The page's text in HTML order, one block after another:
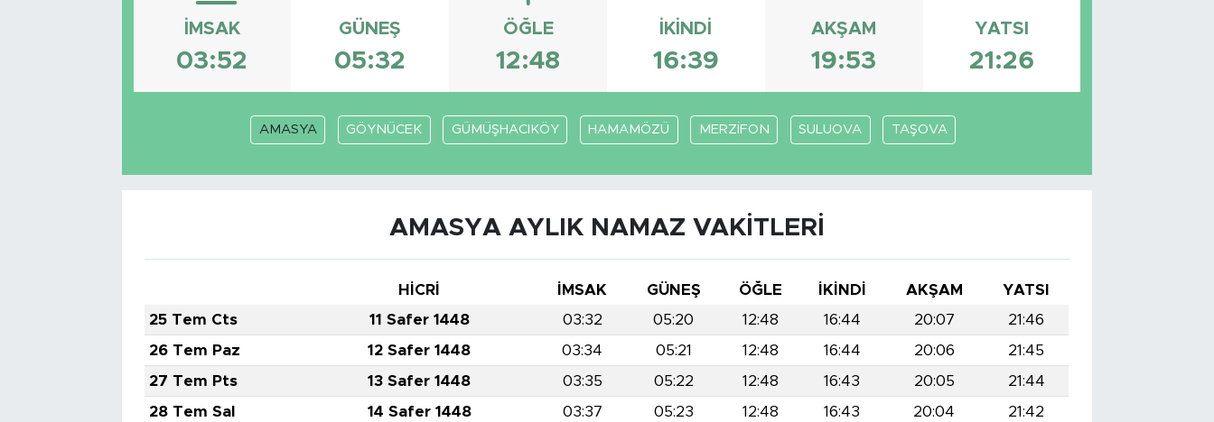
İMSAK
03:52
GÜNEŞ
05:32
ÖĞLE
12:48
İKINDI
16:39
AKŞAM
19:53
YATSI
21:26
AMASYA GÖYNÜCEK GÜMÜŞHACIKÖY HAMAMÖZÜ MERZİFON SULUOVA TAŞOVA
AMASYA AYLIK NAMAZ VAKITLERI
HİCRİ İMSAK GÜNEŞ ÖĞLE İKINDI AKŞAM
YATSI
25 Tem Cts
11 Safer 1448 03:32 05:20 12:48 16:44 20:07
21:46
26 Tem Paz
12 Safer 1448 03:34 05:21 12:48 16:44 20:06
21:45
27 Tem Pts
13 Safer 1448 03:35 05:22 12:48 16:43 20:05
21:44
28 Tem Sal
14 Safer 1448 03:37 05:23 12:48 16:43 20:04
21:42